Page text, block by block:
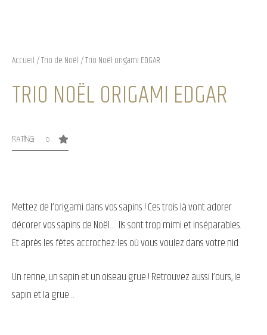
Accueil/Trio de Noël/ Trio Noël origami EDGAR
TRIO NOËL ORIGAMI EDGAR
RATING: 0
Mettez de l’origami dans vos sapins ! Ces trois là vont adorer
décorer vos sapins de Noël… Ils sont trop mimi et inséparables.
Et après les fêtes accrochez-les où vous voulez dans votre nid.
Un renne, un sapin et un oiseau grue ! Retrouvez aussi l’ours, le
sapin et la grue…